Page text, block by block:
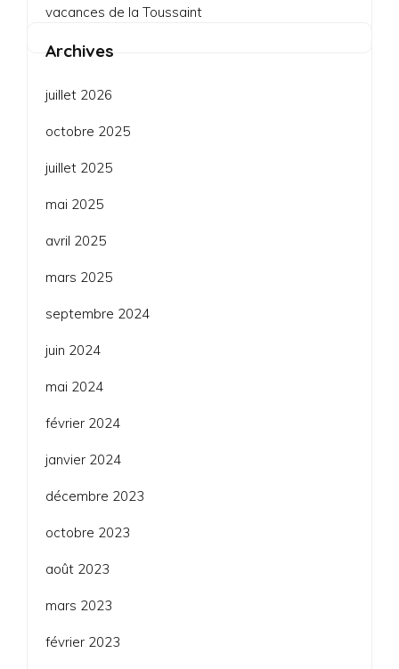
vacances de la Toussaint
Archives
juillet 2026
octobre 2025
juillet 2025
mai 2025
avril 2025
mars 2025
septembre 2024
juin 2024
mai 2024
février 2024
janvier 2024
décembre 2023
octobre 2023
août 2023
mars 2023
février 2023